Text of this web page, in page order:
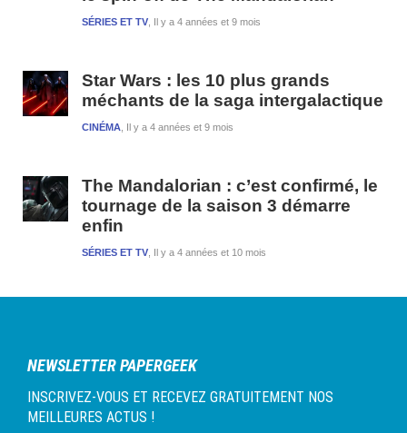
Il y a 4 années et 9 mois
SÉRIES ET TV
Star Wars : les 10 plus grands
méchants de la saga intergalactique
Il y a 4 années et 9 mois
CINÉMA
The Mandalorian : c’est confirmé, le
tournage de la saison 3 démarre
enfin
Il y a 4 années et 10 mois
SÉRIES ET TV
NEWSLETTER PAPERGEEK
INSCRIVEZ-VOUS ET RECEVEZ GRATUITEMENT NOS
MEILLEURES ACTUS !